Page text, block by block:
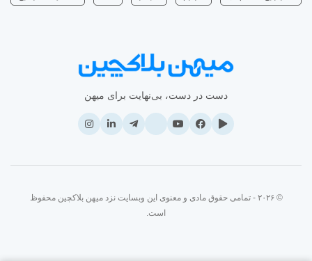
دست در دست، بی‌نهایت برای میهن
© ۲۰۲۶ - تمامی حقوق مادی و معنوی این وبسایت نزد میهن بلاکچین محفوظ
است.